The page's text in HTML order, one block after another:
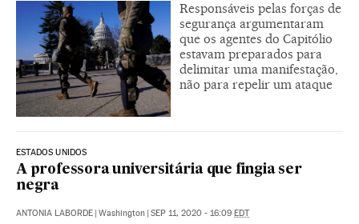
Responsáveis pelas forças de
segurança argumentaram
que os agentes do Capitólio
estavam preparados para
delimitar uma manifestação,
não para repelir um ataque
ESTADOS UNIDOS
A professora universitária que fingia ser
negra
ANTONIA LABORDE | Washington | SEP 11, 2020 - 16:09 EDT